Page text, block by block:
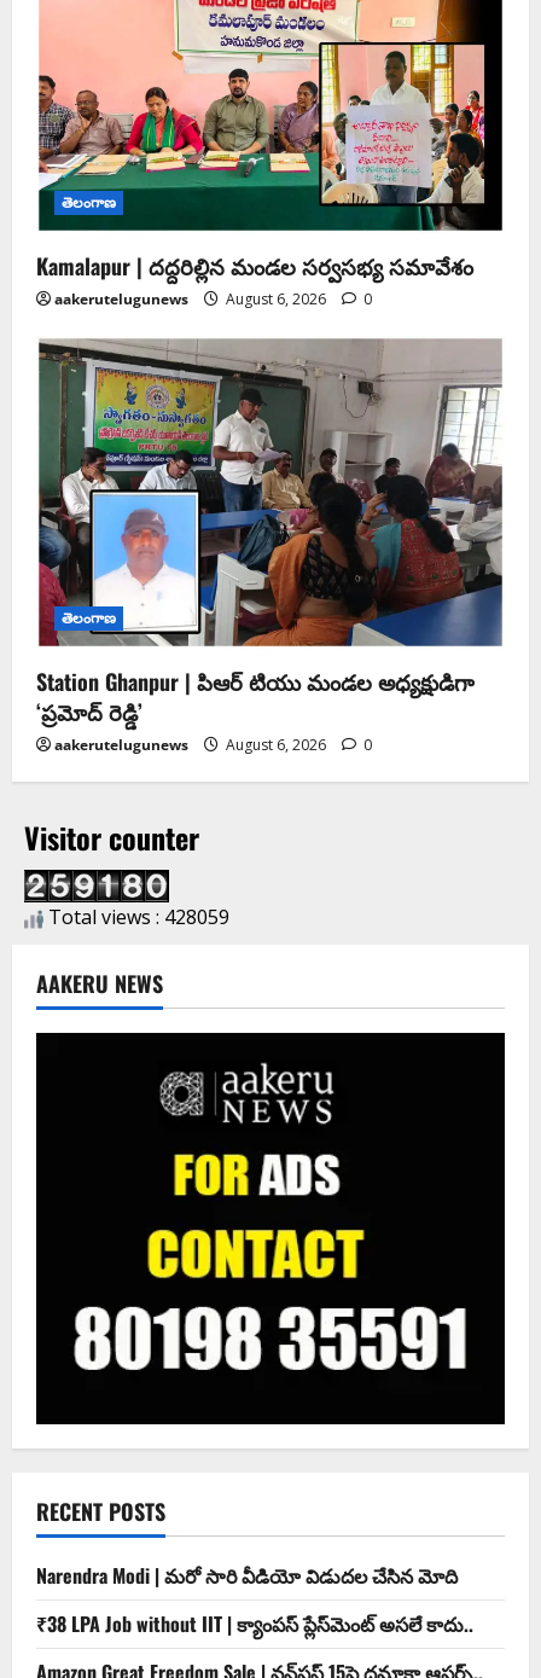
తెలంగాణ
Kamalapur | దద్దరిల్లిన మండల సర్వసభ్య సమావేశం
aakerutelugunews August 6, 2026 0
తెలంగాణ
Station Ghanpur | పిఆర్ టియు మండల అధ్యక్షుడిగా
‘ప్రమోద్ రెడ్డి’
aakerutelugunews August 6, 2026 0
Visitor counter
Total views : 428059
AAKERU NEWS
RECENT POSTS
Narendra Modi | మ‌రో సారి వీడియో విడుద‌ల చేసిన మోది
₹38 LPA Job without IIT | క్యాంపస్ ప్లేస్‌మెంట్ అసలే కాదు..
Amazon Great Freedom Sale | వన్‌ప్లస్ 15పై ధమాకా ఆఫర్స్..